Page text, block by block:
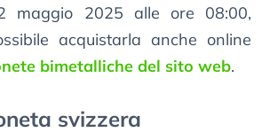
maggio 2025 alle ore 08:00,
acquistarla anche online
bimetalliche del sito web.
svizzera